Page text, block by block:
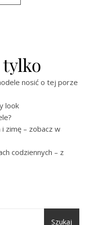
nosić o tej porze
look
zimę – zobacz w
codziennych – z
Szukaj